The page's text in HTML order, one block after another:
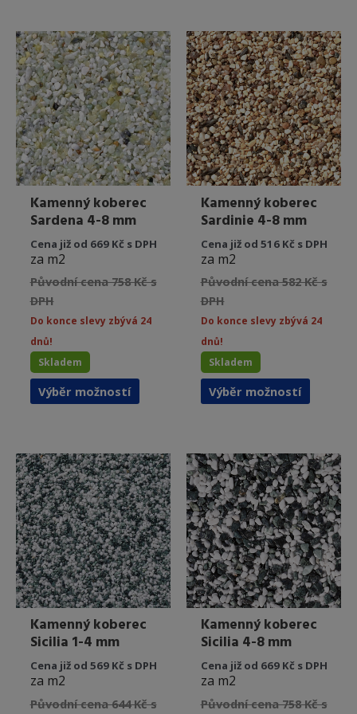
variant.
Možnosti
lze
vybrat
na
stránce
produktu
variant.
lze
vybrat
na
stránce
Kamenný koberec
Sardena 4-8 mm
Cena již od 669 Kč s DPH
za m2
Původní cena 758 Kč s
DPH
Do konce slevy zbývá 24
dnů!
Skladem
Výběr možností
Tento
produkt
variant.
Možnosti
lze
vybrat
na
stránce
produktu
Kamenný koberec
Sardinie 4-8 mm
Cena již od 516 Kč s DPH
za m2
Původní cena 582 Kč s
DPH
Do konce slevy zbývá 24
dnů!
Skladem
Výběr možností
Tento
produkt
variant.
lze
vybrat
na
stránce
Kamenný koberec
Sicilia 1-4 mm
Cena již od 569 Kč s DPH
za m2
Původní cena 644 Kč s
Kamenný koberec
Sicilia 4-8 mm
Cena již od 669 Kč s DPH
za m2
Původní cena 758 Kč s